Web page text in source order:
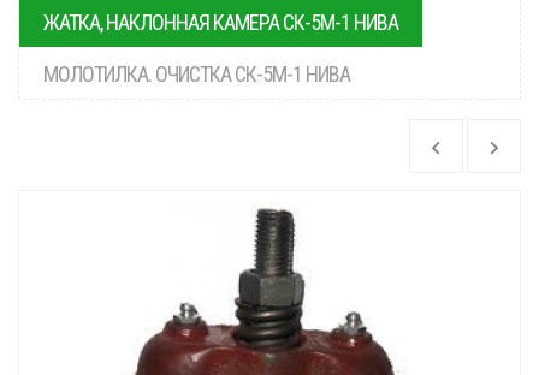
ЖАТКА, НАКЛОННАЯ КАМЕРА СК-5М-1 НИВА
МОЛОТИЛКА. ОЧИСТКА СК-5М-1 НИВА